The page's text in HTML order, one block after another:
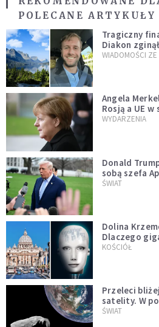
POLECANE ARTYKUŁY
Tragiczny
Diakon
WIADOMOŚCI ZE
Angela
Rosją a UE
WYDARZENIA
Donald
sobą szefa
Muska
ŚWIAT
Dolina
Dlaczego
KOŚCIÓŁ
Przeleci
satelity. W
asteroidą,
ŚWIAT